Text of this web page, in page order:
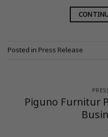
Posted in Press Release
Piguno Furnitur